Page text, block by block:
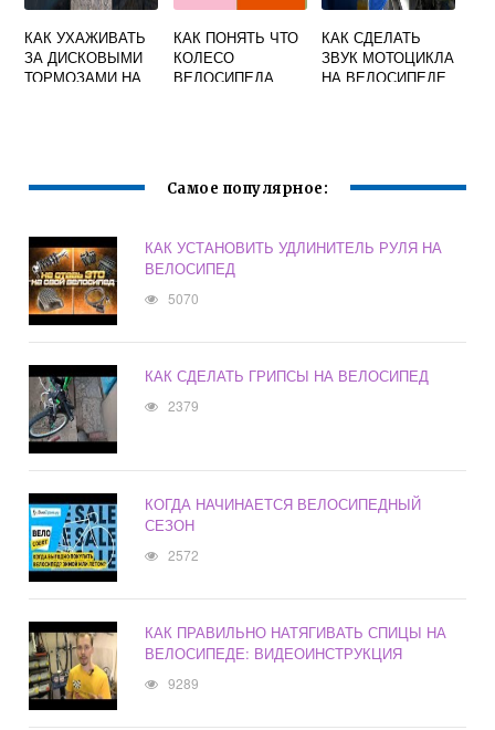
КАК УХАЖИВАТЬ
ЗА ДИСКОВЫМИ
ТОРМОЗАМИ НА
КАК ПОНЯТЬ ЧТО
КОЛЕСО
ВЕЛОСИПЕДА
КАК СДЕЛАТЬ
ЗВУК МОТОЦИКЛА
НА ВЕЛОСИПЕДЕ
Самое популярное:
КАК УСТАНОВИТЬ УДЛИНИТЕЛЬ РУЛЯ НА
ВЕЛОСИПЕД
5070
КАК СДЕЛАТЬ ГРИПСЫ НА ВЕЛОСИПЕД
2379
КОГДА НАЧИНАЕТСЯ ВЕЛОСИПЕДНЫЙ
СЕЗОН
2572
КАК ПРАВИЛЬНО НАТЯГИВАТЬ СПИЦЫ НА
ВЕЛОСИПЕДЕ: ВИДЕОИНСТРУКЦИЯ
9289